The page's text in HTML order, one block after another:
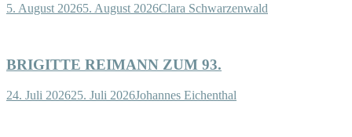
5. August 20265. August 2026Clara Schwarzenwald
BRIGITTE REIMANN ZUM 93.
24. Juli 202625. Juli 2026Johannes Eichenthal